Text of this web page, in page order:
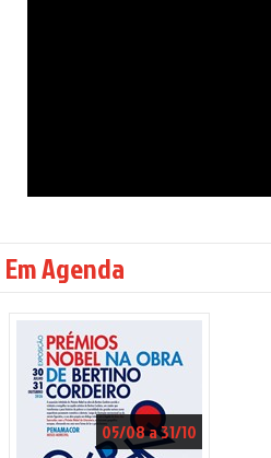
Em Agenda
05/08 a 31/10